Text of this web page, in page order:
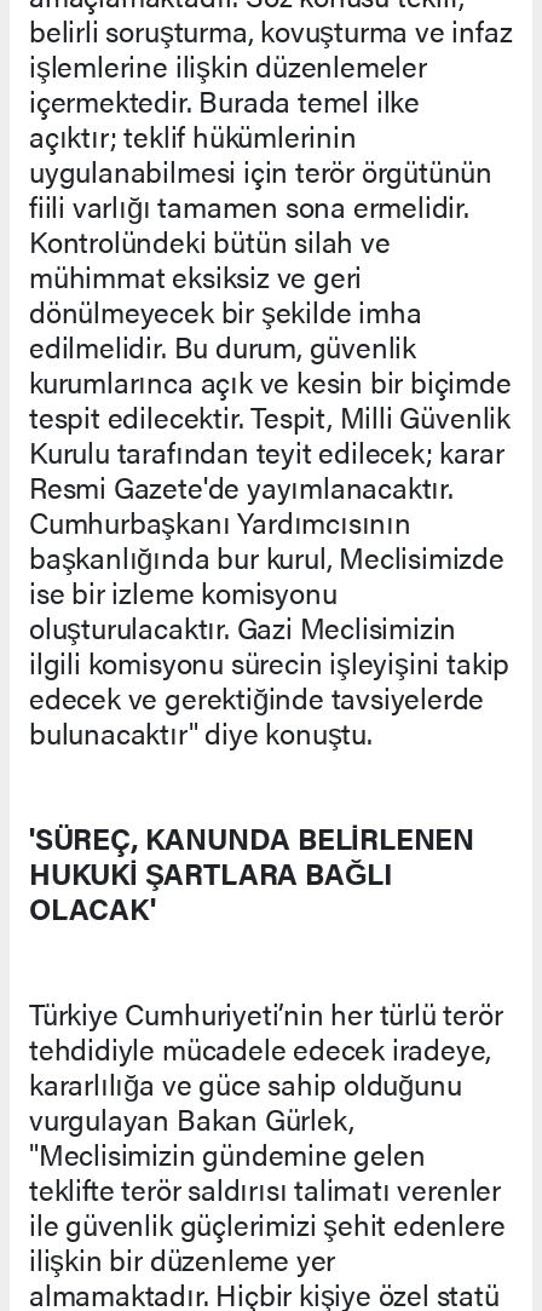
belirli soruşturma, kovuşturma ve infaz
işlemlerine ilişkin düzenlemeler
içermektedir. Burada temel ilke
açıktır; teklif hükümlerinin
uygulanabilmesi için terör örgütünün
fiili varlığı tamamen sona ermelidir.
Kontrolündeki bütün silah ve
mühimmat eksiksiz ve geri
dönülmeyecek bir şekilde imha
edilmelidir. Bu durum, güvenlik
kurumlarınca açık ve kesin bir biçimde
tespit edilecektir. Tespit, Milli Güvenlik
Kurulu tarafından teyit edilecek; karar
Resmi Gazete'de yayımlanacaktır.
Cumhurbaşkanı Yardımcısının
başkanlığında bur kurul, Meclisimizde
ise bir izleme komisyonu
oluşturulacaktır. Gazi Meclisimizin
ilgili komisyonu sürecin işleyişini takip
edecek ve gerektiğinde tavsiyelerde
bulunacaktır" diye konuştu.
'SÜREÇ, KANUNDA BELİRLENEN
HUKUKİ ŞARTLARA BAĞLI
OLACAK'
Türkiye Cumhuriyeti’nin her türlü terör
tehdidiyle mücadele edecek iradeye,
kararlılığa ve güce sahip olduğunu
vurgulayan Bakan Gürlek,
"Meclisimizin gündemine gelen
teklifte terör saldırısı talimatı verenler
ile güvenlik güçlerimizi şehit edenlere
ilişkin bir düzenleme yer
almamaktadır. Hiçbir kişiye özel statü